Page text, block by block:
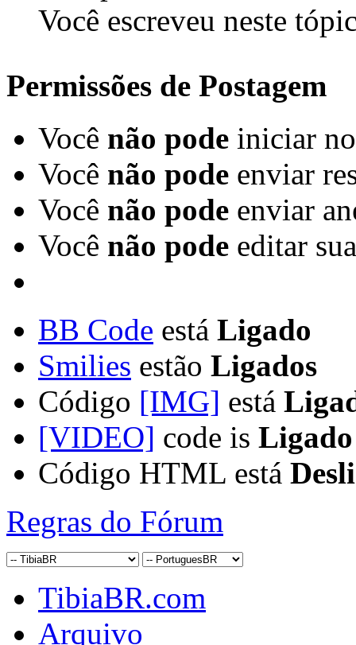
Você escreveu neste
Permissões de Postagem
Você não pode iniciar
Você não pode enviar
Você não pode enviar
Você não pode editar
BB Code está Ligado
Smilies estão Ligados
Código [IMG] está
[VIDEO] code is Ligado
Código HTML está
Regras do Fórum
TibiaBR.com
Arquivo